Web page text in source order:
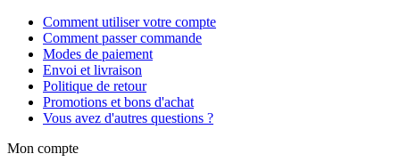
Comment utiliser votre compte
Comment passer commande
Modes de paiement
Envoi et livraison
Politique de retour
Promotions et bons d'achat
Vous avez d'autres questions ?
Mon compte